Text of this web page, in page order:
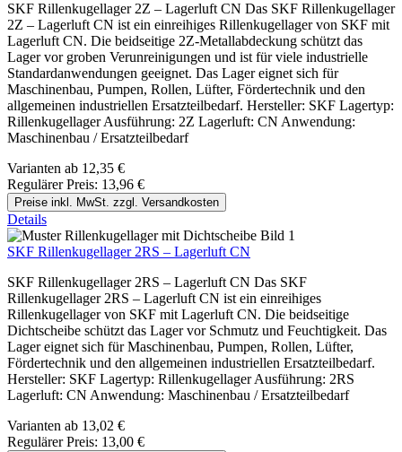
SKF Rillenkugellager 2Z – Lagerluft CN Das SKF Rillenkugellager
2Z – Lagerluft CN ist ein einreihiges Rillenkugellager von SKF mit
Lagerluft CN. Die beidseitige 2Z-Metallabdeckung schützt das
Lager vor groben Verunreinigungen und ist für viele industrielle
Standardanwendungen geeignet. Das Lager eignet sich für
Maschinenbau, Pumpen, Rollen, Lüfter, Fördertechnik und den
allgemeinen industriellen Ersatzteilbedarf. Hersteller: SKF Lagertyp:
Rillenkugellager Ausführung: 2Z Lagerluft: CN Anwendung:
Maschinenbau / Ersatzteilbedarf
Varianten ab 12,35 €
Regulärer Preis: 13,96 €
Preise inkl. MwSt. zzgl. Versandkosten
Details
SKF Rillenkugellager 2RS – Lagerluft CN
SKF Rillenkugellager 2RS – Lagerluft CN Das SKF
Rillenkugellager 2RS – Lagerluft CN ist ein einreihiges
Rillenkugellager von SKF mit Lagerluft CN. Die beidseitige
Dichtscheibe schützt das Lager vor Schmutz und Feuchtigkeit. Das
Lager eignet sich für Maschinenbau, Pumpen, Rollen, Lüfter,
Fördertechnik und den allgemeinen industriellen Ersatzteilbedarf.
Hersteller: SKF Lagertyp: Rillenkugellager Ausführung: 2RS
Lagerluft: CN Anwendung: Maschinenbau / Ersatzteilbedarf
Varianten ab 13,02 €
Regulärer Preis: 13,00 €